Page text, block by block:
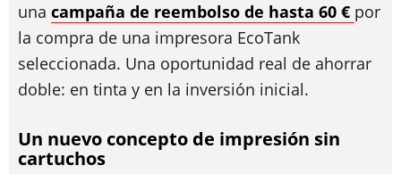
una campaña de reembolso de hasta 60 € por
la compra de una impresora EcoTank
seleccionada. Una oportunidad real de ahorrar
doble: en tinta y en la inversión inicial.
Un nuevo concepto de impresión sin
cartuchos